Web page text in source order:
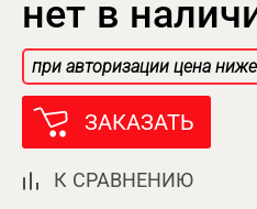
нет в
при авторизации цена ниже
ЗАКАЗАТЬ
К СРАВНЕНИЮ